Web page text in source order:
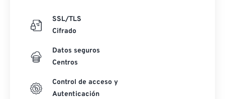
SSL/TLS
Cifrado
Datos seguros
Centros
Control de acceso y
Autenticación